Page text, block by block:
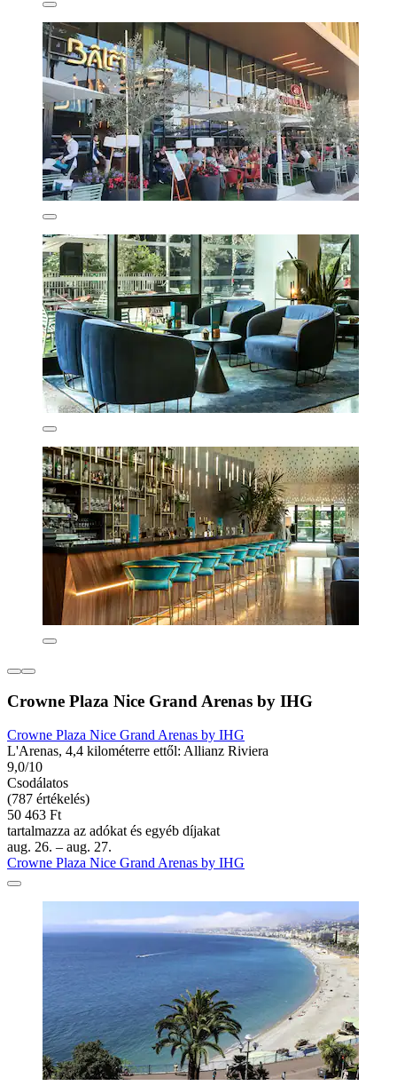
Crowne Plaza Nice Grand Arenas by IHG
Crowne Plaza Nice Grand Arenas by IHG
L'Arenas, 4,4 kilométerre ettől: Allianz Riviera
9,0/10
Csodálatos
(787 értékelés)
50 463 Ft
tartalmazza az adókat és egyéb díjakat
aug. 26. – aug. 27.
Crowne Plaza Nice Grand Arenas by IHG